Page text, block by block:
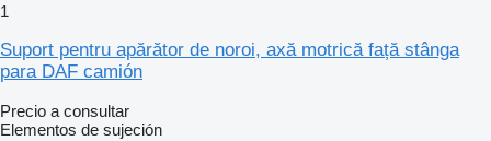
1
Suport pentru apărător de noroi, axă motrică față stânga
para DAF camión
Precio a consultar
Elementos de sujeción